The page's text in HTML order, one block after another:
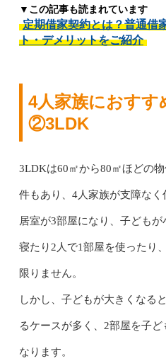
▼この記事も読まれています
定期借家契約とは？普通借
ト・デメリットをご紹介
4人家族におすす
②3LDK
3LDKは60㎡から80㎡ほどの
件もあり、4人家族が支障なく
居室が3部屋になり、子ども
寝たり2人で1部屋を使ったり
限りません。
しかし、子どもが大きくなる
るケースが多く、2部屋を子
なります。